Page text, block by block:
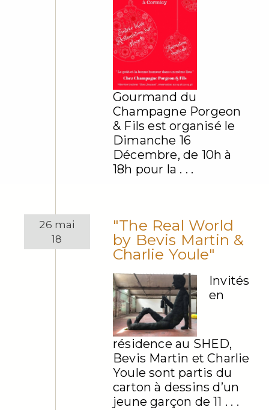
Gourmand du
Champagne Porgeon
& Fils est organisé le
Dimanche 16
Décembre, de 10h à
18h pour la . . .
26 mai
18
"The Real World
by Bevis Martin &
Charlie Youle"
Invités
en
résidence au SHED,
Bevis Martin et Charlie
Youle sont partis du
carton à dessins d’un
jeune garçon de 11 . . .